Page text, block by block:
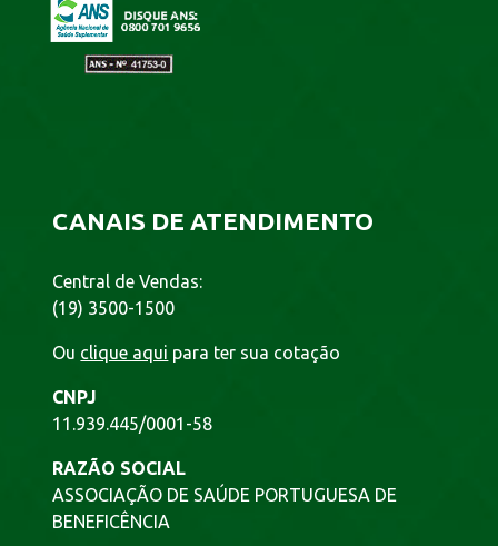
CANAIS DE ATENDIMENTO
Central de Vendas:
(19) 3500-1500
Ou clique aqui para ter sua cotação
CNPJ
11.939.445/0001-58
RAZÃO SOCIAL
ASSOCIAÇÃO DE SAÚDE PORTUGUESA DE
BENEFICÊNCIA